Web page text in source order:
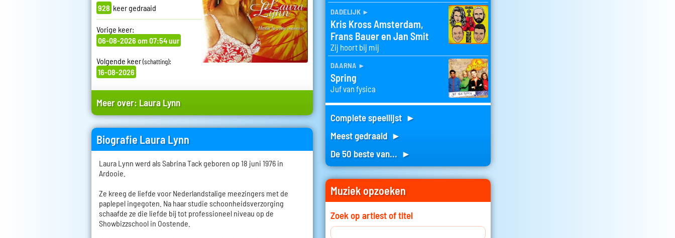
928 keer gedraaid
Vorige keer:
06-08-2026 om 07:54 uur
Volgende keer(schatting):
16-08-2026
Meer over: Laura Lynn
Biografie Laura Lynn
Laura Lynn werd als Sabrina Tack geboren op 18 juni 1976 in
Ardooie.
Ze kreeg de liefde voor Nederlandstalige meezingers met de
paplepel ingegoten. Na haar studie schoonheidsverzorging
schaafde ze die liefde bij tot professioneel niveau op de
Showbizzschool in Oostende.
dadelijk ►
Kris Kross Amsterdam,
Frans Bauer en Jan Smit
Zij hoort bij mij
daarna ►
Spring
Juf van fysica
Complete speellijst ►
Meest gedraaid ►
De 50 beste van... ►
Muziek opzoeken
Zoek op artiest of titel